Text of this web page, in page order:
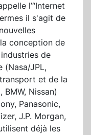
l’“Internet
il s'agit de
conception de
de
(Nasa/JPL,
et de la
Nissan)
Panasonic,
J.P. Morgan,
déjà les